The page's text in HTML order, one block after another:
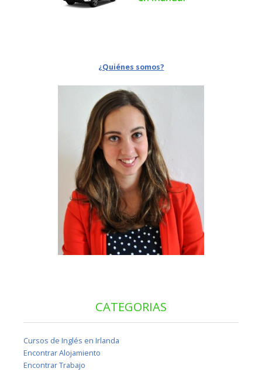
¿Quiénes somos?
CATEGORIAS
Cursos de Inglés en Irlanda
Encontrar Alojamiento
Encontrar Trabajo